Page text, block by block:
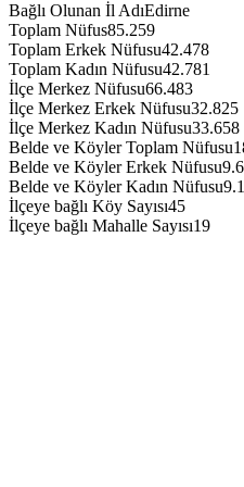
Bağlı Olunan İl AdıEdirne
Toplam Nüfus85.259
Toplam Erkek Nüfusu42.478
Toplam Kadın Nüfusu42.781
İlçe Merkez Nüfusu66.483
İlçe Merkez Erkek Nüfusu32.825
İlçe Merkez Kadın Nüfusu33.658
Belde ve Köyler Toplam Nüfusu
Belde ve Köyler Erkek Nüfusu
Belde ve Köyler Kadın Nüfusu
İlçeye bağlı Köy Sayısı45
İlçeye bağlı Mahalle Sayısı19